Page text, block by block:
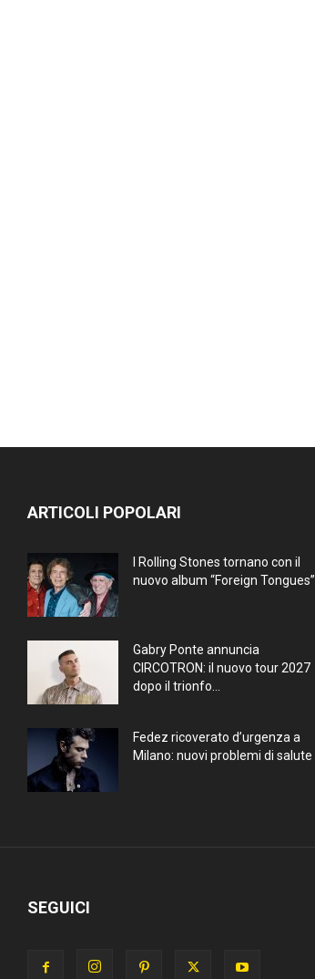
ARTICOLI POPOLARI
I Rolling Stones tornano con il
nuovo album “Foreign Tongues”
Gabry Ponte annuncia
CIRCOTRON: il nuovo tour 2027
dopo il trionfo...
Fedez ricoverato d’urgenza a
Milano: nuovi problemi di salute
SEGUICI